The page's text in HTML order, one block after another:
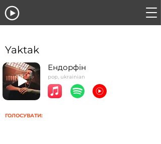
Yaktak
Ендорфін
pop, ukrainian
ГОЛОСУВАТИ: